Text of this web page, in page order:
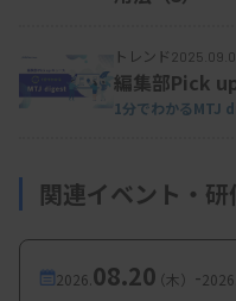
できるようになりまし
―30代後半から認定資
他施設の臨床検査技師
定資格の立ち上げに
トレンド
編集部Pick
1分でわかるMTJ
関連イベント・研
2026. 08.20（木） -2026.